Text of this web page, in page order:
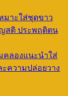
มาะใส่ชุดขาว
สติ ประพฤติตน
คลองแนะนำใส่
ความปล่อยวาง